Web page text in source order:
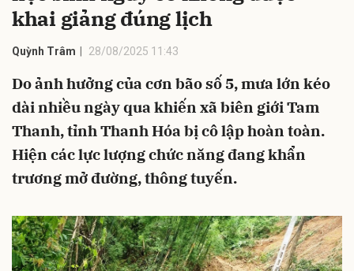
khai giảng đúng lịch
Quỳnh Trâm 28/08/2025 11:43
Do ảnh hưởng của cơn bão số 5, mưa lớn kéo
dài nhiều ngày qua khiến xã biên giới Tam
Thanh, tỉnh Thanh Hóa bị cô lập hoàn toàn.
Hiện các lực lượng chức năng đang khẩn
trương mở đường, thông tuyến.